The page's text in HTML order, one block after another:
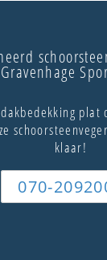
Gravenhage
plat
klaar!
070-